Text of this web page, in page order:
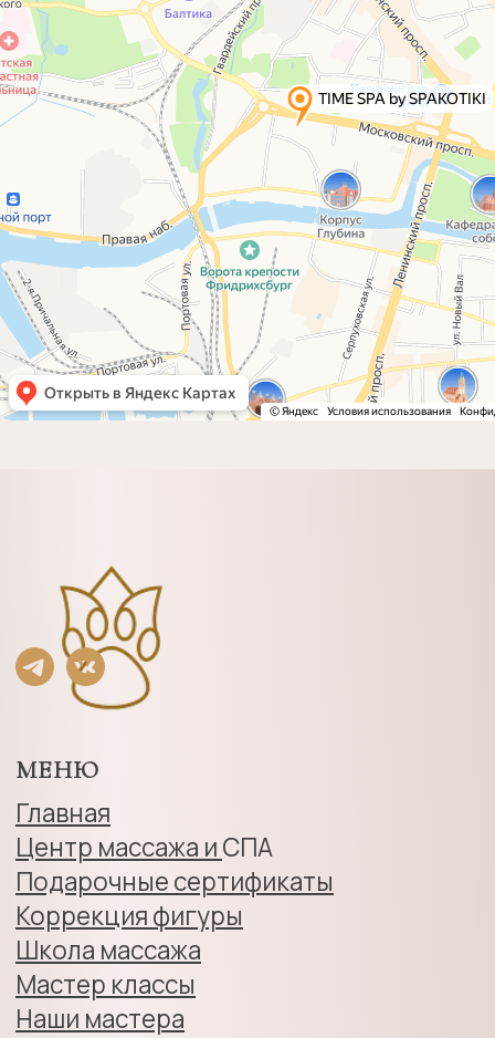
МЕНЮ
Главная
Центр массажа и
СПА
Подарочные сертификаты
Коррекция фигуры
Школа массажа
Мастер классы
Противопоказания
Оферта на оказание СПА-услуг «Тайм
АДРЕС
г. Калининград,
Ежедневно с 9:00 до 22:00
Также нашисалоны
Калининград+7 (4012) 522-025
Адрес ул. Гагарина 13
Зеленоградск+7 906 237 50 67
Улица Гагарина, 85а
© 2024-2026 Спакотики